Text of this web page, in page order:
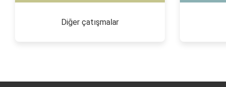
Diğer çatışmalar